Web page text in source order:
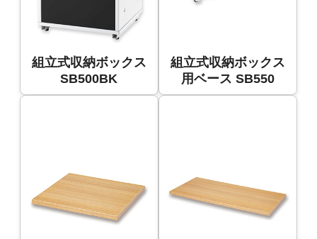
組立式収納ボックス
SB500BK
組立式収納ボックス
用ベース SB550